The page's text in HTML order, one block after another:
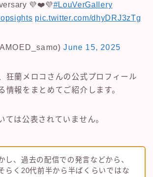
💜❤️💜#LouVerGallery
pic.twitter.com/dhyDRJ3zTg
June 15, 2025
狂蘭メロコさんの公式プロフィール
情報をまとめてご紹介します。
ては公表されていません。
し、過去の配信での発言などから、
らく20代前半から半ばくらいではな